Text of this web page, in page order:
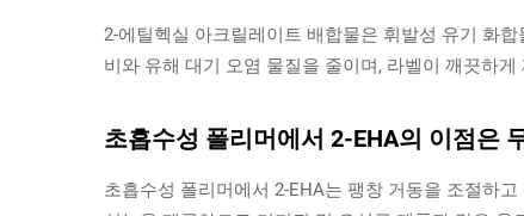
2-에틸헥실 아크릴레이트 배합물은 휘발성 유기 화
비와 유해 대기 오염 물질을 줄이며, 라벨이 깨끗하
초흡수성 폴리머에서 2-EHA의 이점은
초흡수성 폴리머에서 2-EHA는 팽창 거동을 조절하